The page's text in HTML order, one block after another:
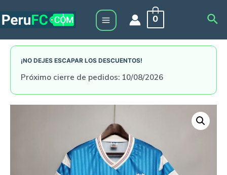
to
Main
Menu
0
¡NO DEJES ESCAPAR LOS DESCUENTOS!
Próximo cierre de pedidos: 10/08/2026